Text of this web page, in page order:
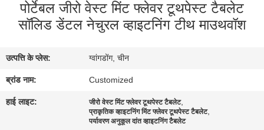
कारखाना
गुणवत्ता
नियंत्रण
पोर्टेबल जीरो वेस्ट मिंट फ्लेवर टूथपेस्ट टैबलेट
सॉलिड डेंटल नेचुरल व्हाइटनिंग टीथ माउथवॉश
उत्पत्ति के प्लेस: ग्वांगडोंग, चीन
ब्रांड नाम: Customized
हाई लाइट: जीरो वेस्ट मिंट फ्लेवर टूथपेस्ट टैबलेट,
प्राकृतिक व्हाइटनिंग मिंट फ्लेवर टूथपेस्ट टैबलेट,
पर्यावरण अनुकूल दांत व्हाइटनिंग टैबलेट